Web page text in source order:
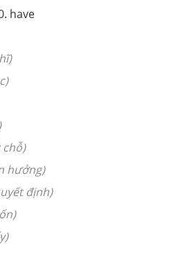
chỗ)
hưởng)
định)